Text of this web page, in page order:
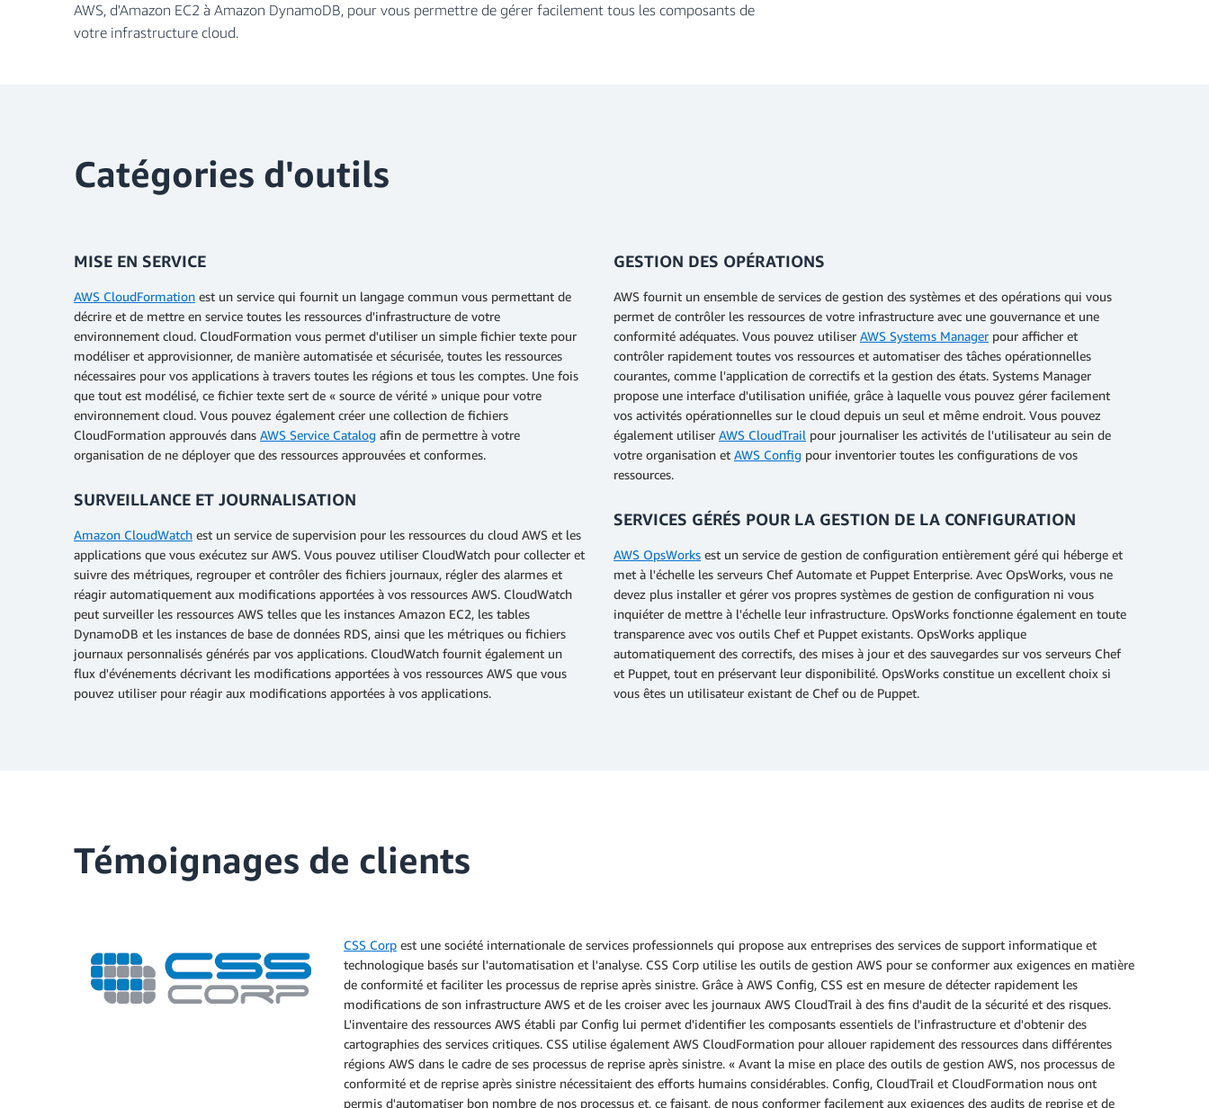
AWS, d'Amazon EC2 à Amazon DynamoDB, pour vous permettre de gérer facilement tous les composants de
votre infrastructure cloud.
Catégories d'outils
MISE EN SERVICE
AWS CloudFormation est un service qui fournit un langage commun vous permettant de
décrire et de mettre en service toutes les ressources d'infrastructure de votre
environnement cloud. CloudFormation vous permet d'utiliser un simple fichier texte pour
modéliser et approvisionner, de manière automatisée et sécurisée, toutes les ressources
nécessaires pour vos applications à travers toutes les régions et tous les comptes. Une fois
que tout est modélisé, ce fichier texte sert de « source de vérité » unique pour votre
environnement cloud. Vous pouvez également créer une collection de fichiers
CloudFormation approuvés dans AWS Service Catalog afin de permettre à votre
organisation de ne déployer que des ressources approuvées et conformes.
SURVEILLANCE ET JOURNALISATION
Amazon CloudWatch est un service de supervision pour les ressources du cloud AWS et les
applications que vous exécutez sur AWS. Vous pouvez utiliser CloudWatch pour collecter et
suivre des métriques, regrouper et contrôler des fichiers journaux, régler des alarmes et
réagir automatiquement aux modifications apportées à vos ressources AWS. CloudWatch
peut surveiller les ressources AWS telles que les instances Amazon EC2, les tables
DynamoDB et les instances de base de données RDS, ainsi que les métriques ou fichiers
journaux personnalisés générés par vos applications. CloudWatch fournit également un
flux d'événements décrivant les modifications apportées à vos ressources AWS que vous
pouvez utiliser pour réagir aux modifications apportées à vos applications.
GESTION DES OPÉRATIONS
AWS fournit un ensemble de services de gestion des systèmes et des opérations qui vous
permet de contrôler les ressources de votre infrastructure avec une gouvernance et une
conformité adéquates. Vous pouvez utiliser AWS Systems Manager pour afficher et
contrôler rapidement toutes vos ressources et automatiser des tâches opérationnelles
courantes, comme l'application de correctifs et la gestion des états. Systems Manager
propose une interface d'utilisation unifiée, grâce à laquelle vous pouvez gérer facilement
vos activités opérationnelles sur le cloud depuis un seul et même endroit. Vous pouvez
également utiliser AWS CloudTrail pour journaliser les activités de l'utilisateur au sein de
votre organisation et AWS Config pour inventorier toutes les configurations de vos
ressources.
SERVICES GÉRÉS POUR LA GESTION DE LA CONFIGURATION
AWS OpsWorks est un service de gestion de configuration entièrement géré qui héberge et
met à l'échelle les serveurs Chef Automate et Puppet Enterprise. Avec OpsWorks, vous ne
devez plus installer et gérer vos propres systèmes de gestion de configuration ni vous
inquiéter de mettre à l'échelle leur infrastructure. OpsWorks fonctionne également en toute
transparence avec vos outils Chef et Puppet existants. OpsWorks applique
automatiquement des correctifs, des mises à jour et des sauvegardes sur vos serveurs Chef
et Puppet, tout en préservant leur disponibilité. OpsWorks constitue un excellent choix si
vous êtes un utilisateur existant de Chef ou de Puppet.
Témoignages de clients
CSS Corp est une société internationale de services professionnels qui propose aux entreprises des services de support informatique et
technologique basés sur l'automatisation et l'analyse. CSS Corp utilise les outils de gestion AWS pour se conformer aux exigences en matière
de conformité et faciliter les processus de reprise après sinistre. Grâce à AWS Config, CSS est en mesure de détecter rapidement les
modifications de son infrastructure AWS et de les croiser avec les journaux AWS CloudTrail à des fins d'audit de la sécurité et des risques.
L'inventaire des ressources AWS établi par Config lui permet d'identifier les composants essentiels de l'infrastructure et d'obtenir des
cartographies des services critiques. CSS utilise également AWS CloudFormation pour allouer rapidement des ressources dans différentes
régions AWS dans le cadre de ses processus de reprise après sinistre. « Avant la mise en place des outils de gestion AWS, nos processus de
conformité et de reprise après sinistre nécessitaient des efforts humains considérables. Config, CloudTrail et CloudFormation nous ont
permis d'automatiser bon nombre de nos processus et, ce faisant, de nous conformer facilement aux exigences des audits de reprise et de